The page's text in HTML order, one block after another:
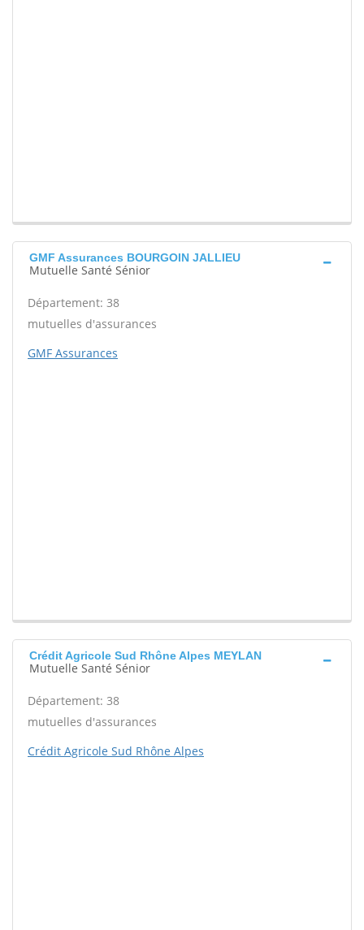
GMF Assurances BOURGOIN JALLIEU
Mutuelle Santé Sénior
Département: 38
mutuelles d'assurances
GMF Assurances
Crédit Agricole Sud Rhône Alpes MEYLAN
Mutuelle Santé Sénior
Département: 38
mutuelles d'assurances
Crédit Agricole Sud Rhône Alpes